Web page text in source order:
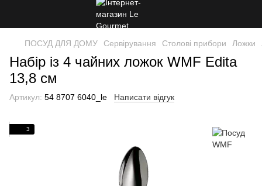
ПОСУД ДЛЯ ДОМУ Сервірування Столові прибори Ложки
Набір із 4 чайних ложок WMF Edita
13,8 см
Артикул: 54 8707 6040_le Написати відгук
3